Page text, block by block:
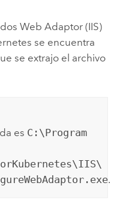
Web Adaptor (IIS)
se encuentra
se extrajo el archivo
es C:\Program
.